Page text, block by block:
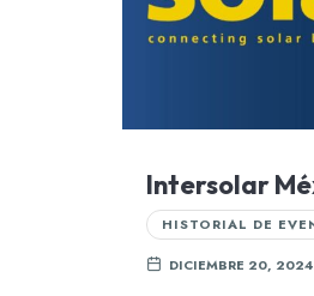
Intersolar
HISTORIAL DE
DICIEMBRE 20, 2024